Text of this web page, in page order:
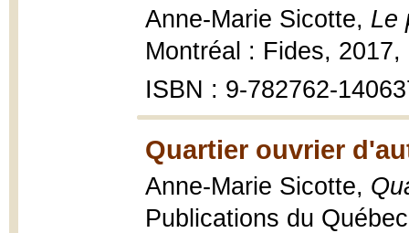
Anne-Marie Sicotte, Le
Montréal : Fides, 2017,
ISBN : 9-782762-
Quartier ouvrier
Anne-Marie Sicotte,
Publications du